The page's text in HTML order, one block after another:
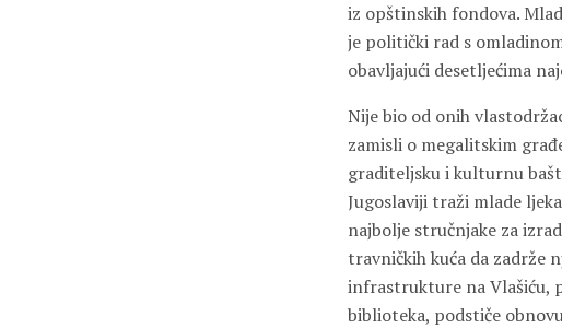
iz opštinskih fondova.
je politički rad s
obavljajući desetljećima
Nije bio od onih
zamisli o megalitskim
graditeljsku i kulturnu
Jugoslaviji traži mlade
najbolje stručnjake za
travničkih kuća da zadrže
infrastrukture na Vlašiću,
biblioteka, podstiče